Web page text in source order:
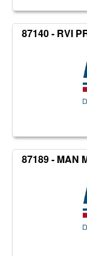
87140 - RVI
87189 - MAN